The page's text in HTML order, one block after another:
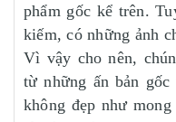
phẩm gốc kể trên.
kiếm, có những ảnh
Vì vậy cho nên,
từ những ấn bản
không đẹp như